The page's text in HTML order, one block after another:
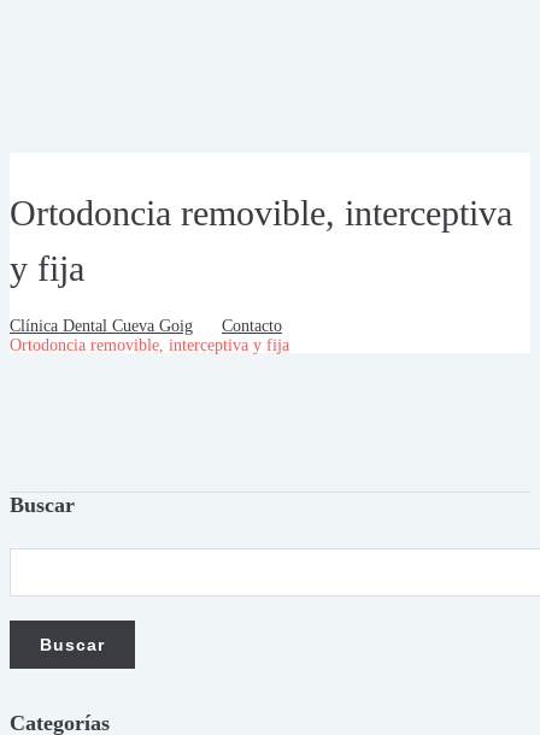
Ortodoncia removible, interceptiva
y fija
Clínica Dental Cueva Goig
Contacto
Ortodoncia removible, interceptiva y fija
Buscar
Categorías